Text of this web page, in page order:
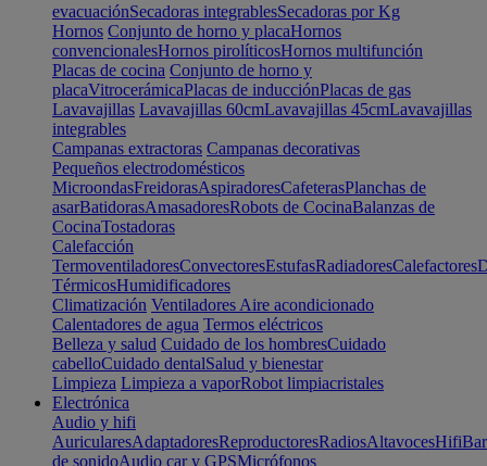
evacuaciónSecadoras integrablesSecadoras por Kg
Hornos Conjunto de horno y placaHornos
convencionalesHornos pirolíticosHornos multifunción
Placas de cocina Conjunto de horno y
placaVitrocerámicaPlacas de inducciónPlacas de gas
Lavavajillas Lavavajillas 60cmLavavajillas 45cmLavavajillas
integrables
Campanas extractoras Campanas decorativas
Pequeños electrodomésticos
MicroondasFreidorasAspiradoresCafeterasPlanchas de
asarBatidorasAmasadoresRobots de CocinaBalanzas de
CocinaTostadoras
Calefacción
TermoventiladoresConvectoresEstufasRadiadoresCalefactores
TérmicosHumidificadores
Climatización Ventiladores Aire acondicionado
Calentadores de agua Termos eléctricos
Belleza y salud Cuidado de los hombresCuidado
cabelloCuidado dentalSalud y bienestar
Limpieza Limpieza a vaporRobot limpiacristales
Electrónica
Audio y hifi
AuricularesAdaptadoresReproductoresRadiosAltavocesHifi
de sonidoAudio car y GPSMicrófonos